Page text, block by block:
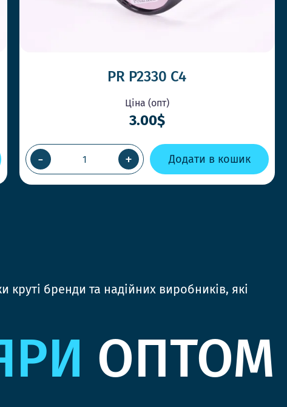
PR P2330 C4
Ціна (опт)
3.00$
- + Додати в кошик
круті бренди та надійних виробників, які
ОПТОМ